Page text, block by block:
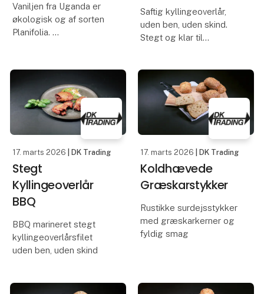
Vaniljen fra Uganda er
økologisk og af sorten
Planifolia.
kraftige noter af mørk
mælkechokolade,
smørfedme og intens
sødme a la tørrede
frugter særdeles god
sammen med solide
Saftig kyllingeoverlår,
uden ben, uden skind.
Stegt og klar til
17. marts 2026 | DK Trading
Stegt
Kyllingeoverlår
BBQ
BBQ marineret stegt
kyllingeoverlårsfilet
uden ben, uden skind
17. marts 2026 | DK Trading
Koldhævede
Græskarstykker
Rustikke surdejsstykker
med græskarkerner og
fyldig smag